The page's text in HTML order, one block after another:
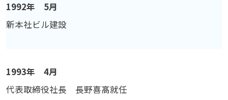
1992年 5月
新本社ビル建設
1993年 4月
代表取締役社長 長野喜髙就任